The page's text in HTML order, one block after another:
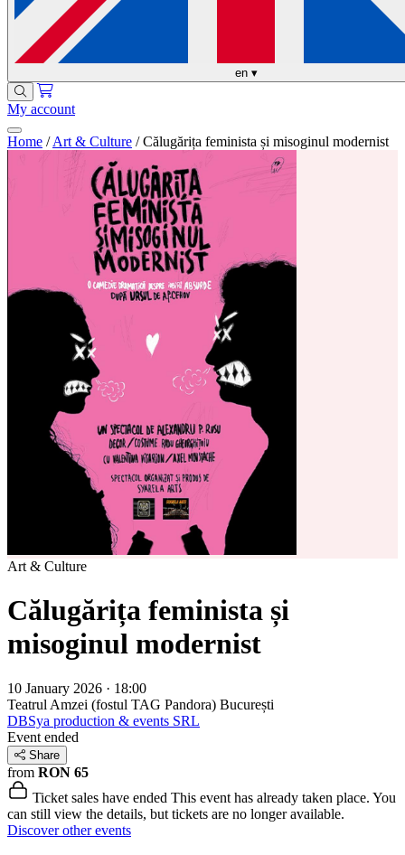
en ▾
My account
Home / Art & Culture / Călugărița feminista și misoginul modernist
Art & Culture
Călugărița feminista și
misoginul modernist
10 January 2026 · 18:00
Teatrul Amzei (fostul TAG Pandora) București
DBSya production & events SRL
Event ended
Share
from RON 65
Ticket sales have ended This event has already taken place. You
can still view the details, but tickets are no longer available.
Discover other events